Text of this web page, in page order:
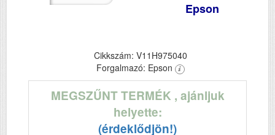
Epson
Cikkszám: V11H975040
Forgalmazó: Epson
MEGSZŰNT TERMÉK , ajánljuk
helyette:
(érdeklődjön!)